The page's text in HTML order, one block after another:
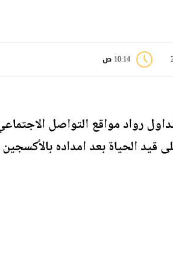
10:14 ص
رواد مواقع التواصل
قيد الحياة بعد امداده